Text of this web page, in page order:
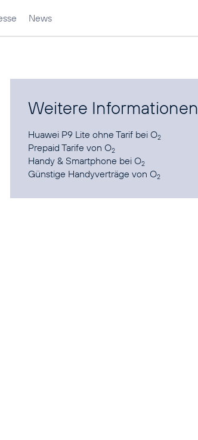
News
Weitere Informationen
Huawei P9 Lite ohne Tarif bei O2
Prepaid Tarife von O2
Handy & Smartphone bei O2
Günstige Handyverträgevon O2